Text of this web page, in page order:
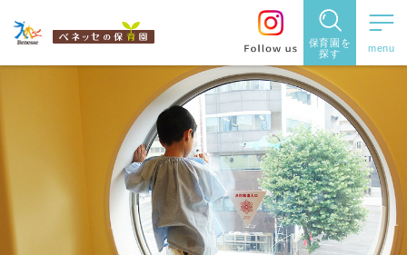
保育園を
探す
保育園を探す
住所・駅
名から探
す